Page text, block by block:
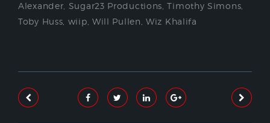
Alexander Sugar23 Productions ,Timothy Simons
Toby Huss wiip Will Pullen ,Wiz Khalifa